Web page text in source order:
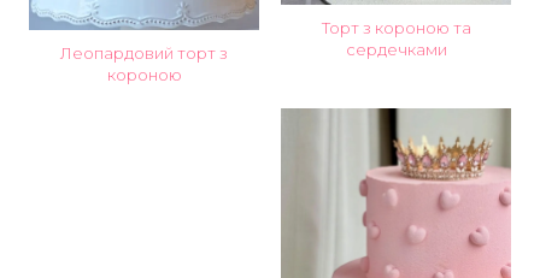
Леопардовий торт з
короною
Торт з короною та
сердечками